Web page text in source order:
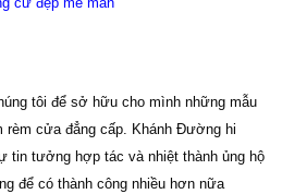
tôi để sở hữu cho mình những mẫu
rèm cửa đẳng cấp. Khánh Đường hi
tin tưởng hợp tác và nhiệt thành ủng hộ
để có thành công nhiều hơn nữa